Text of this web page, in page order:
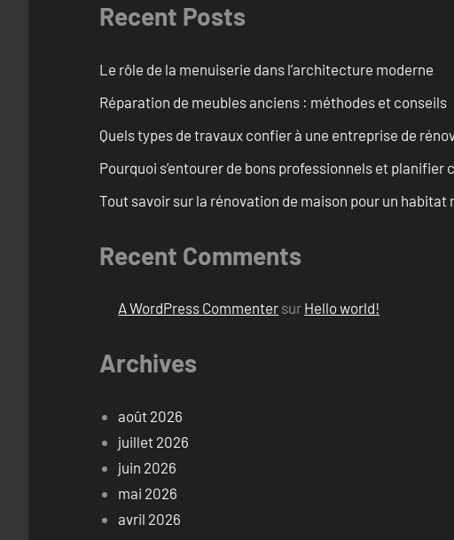
Recent Posts
Le rôle de la menuiserie dans l’architecture moderne
Réparation de meubles anciens : méthodes et conseils
Quels types de travaux confier à une entreprise de
Pourquoi s’entourer de bons professionnels et
Tout savoir sur la rénovation de maison pour un habitat
Recent Comments
A WordPress Commenter sur Hello world!
Archives
août 2026
juillet 2026
juin 2026
mai 2026
avril 2026